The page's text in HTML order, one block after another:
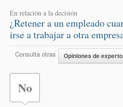
En relación a la decisión
¿Retener a un empleado
irse a trabajar a otra
Consulta otras Opiniones de
No